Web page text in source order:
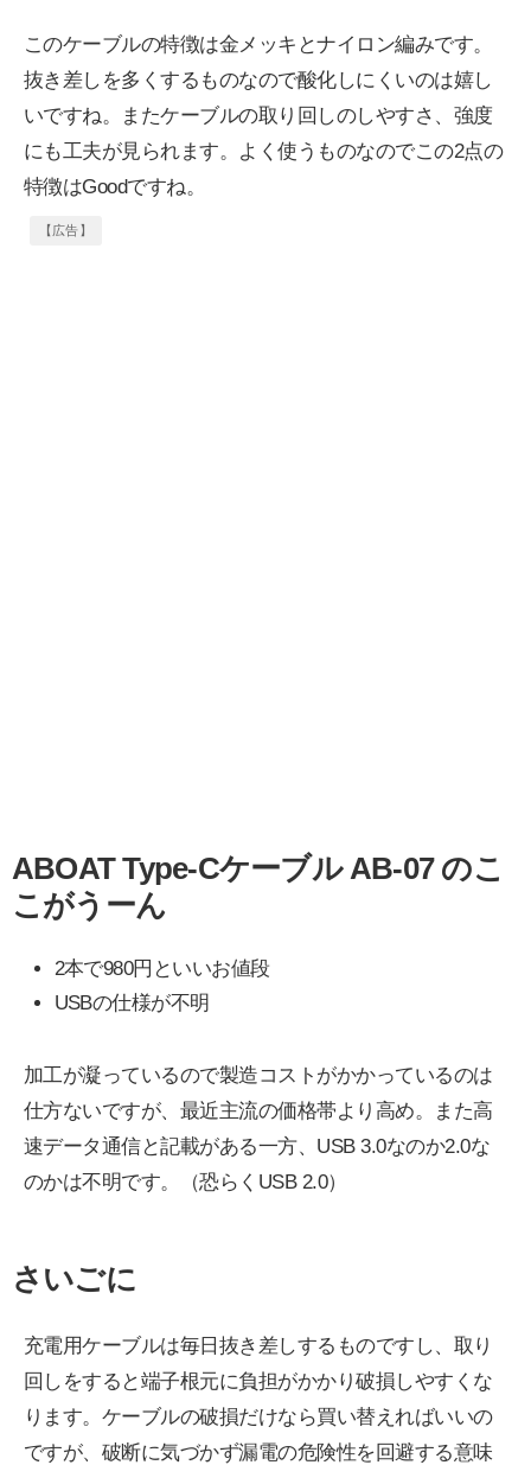
このケーブルの特徴は金メッキとナイロン編みです。
抜き差しを多くするものなので酸化しにくいのは嬉し
いですね。またケーブルの取り回しのしやすさ、強度
にも工夫が見られます。よく使うものなのでこの2点の
特徴はGoodですね。
【広告】
ABOAT Type-Cケーブル AB-07 のこ
こがうーん
2本で980円といいお値段
USBの仕様が不明
加工が凝っているので製造コストがかかっているのは
仕方ないですが、最近主流の価格帯より高め。また高
速データ通信と記載がある一方、USB 3.0なのか2.0な
のかは不明です。（恐らくUSB 2.0）
さいごに
充電用ケーブルは毎日抜き差しするものですし、取り
回しをすると端子根元に負担がかかり破損しやすくな
ります。ケーブルの破損だけなら買い替えればいいの
ですが、破断に気づかず漏電の危険性を回避する意味